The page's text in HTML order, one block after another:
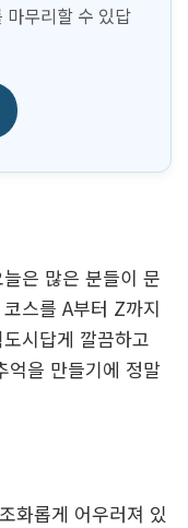
마무리할 수 있답
은 많은 분들이 문
스를 A부터 Z까지
시답게 깔끔하고
억을 만들기에 정말
화롭게 어우러져 있